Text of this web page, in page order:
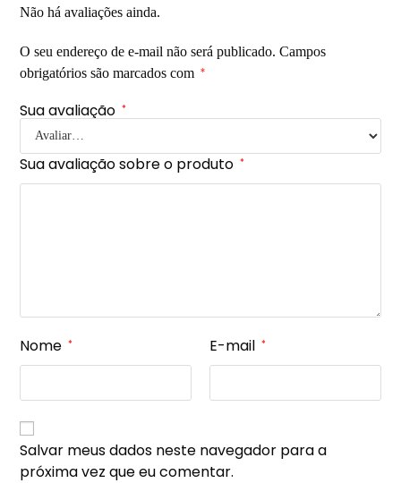
Não há avaliações ainda.
O seu endereço de e-mail não será publicado. Campos
obrigatórios são marcados com
*
Sua avaliação *
Sua avaliação sobre o produto *
Nome * E-mail *
Salvar meus dados neste navegador para a
próxima vez que eu comentar.